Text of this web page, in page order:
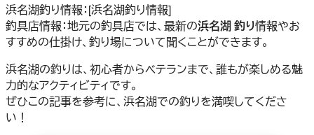
浜名湖釣り情報：[浜名湖釣り情報]
釣具店情報：地元の釣具店では、最新の浜名湖 釣り情報やお
すすめの仕掛け、釣り場について聞くことができます。
浜名湖の釣りは、初心者からベテランまで、誰もが楽しめる魅
力的なアクティビティです。
ぜひこの記事を参考に、浜名湖での釣りを満喫してくださ
い！